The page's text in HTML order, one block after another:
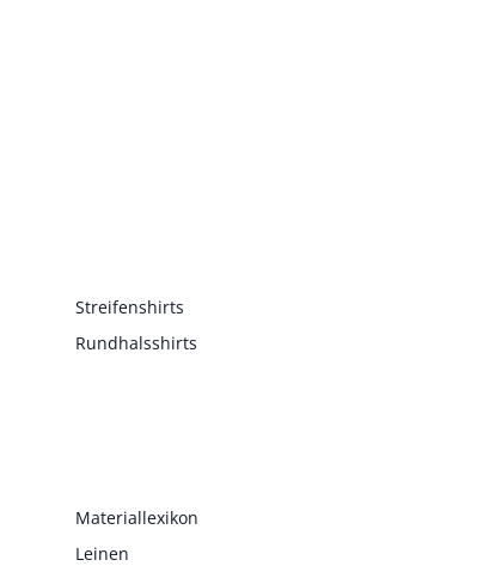
Streifenshirts
Rundhalsshirts
Materiallexikon
Leinen